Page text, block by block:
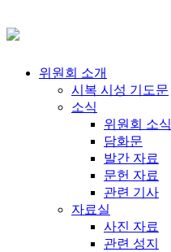
위원회 소개
시복 시성 기도문
소식
위원회 소식
담화문
발간 자료
문헌 자료
관련 기사
자료실
사진 자료
관련 성지